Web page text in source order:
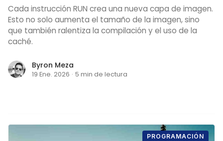
Cada instrucción RUN crea una nueva capa de imagen.
Esto no solo aumenta el tamaño de la imagen, sino
que también ralentiza la compilación y el uso de la
caché.
Byron Meza
19 Ene. 2026 · 5 min de lectura
PROGRAMACIÓN